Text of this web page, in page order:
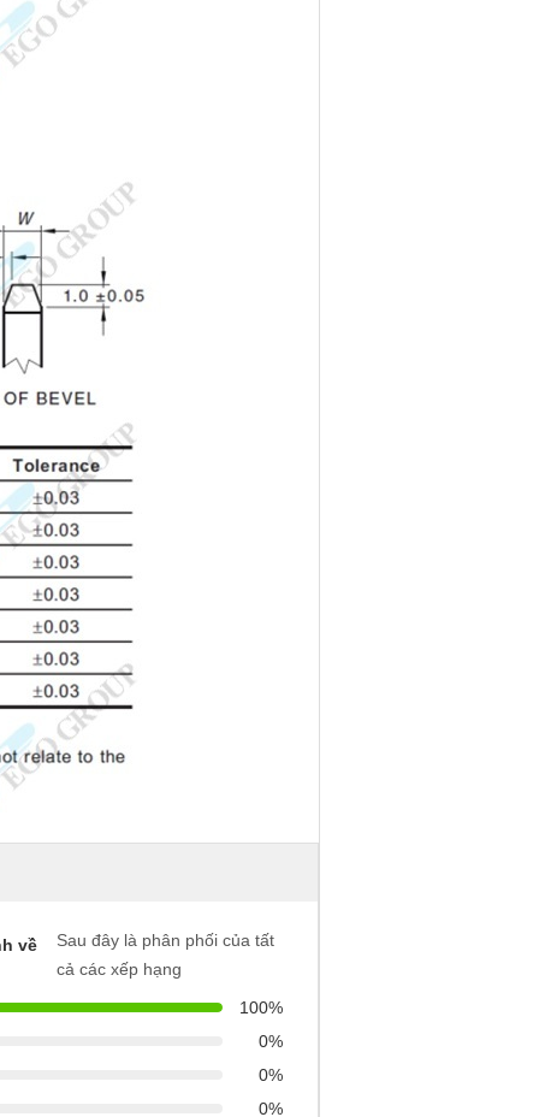
về
Sau đây là phân phối của tất
cả các xếp hạng
100%
0%
0%
0%